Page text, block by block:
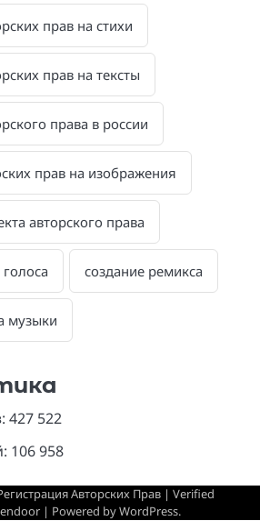
427 522
106 958
Авторских Прав | Verified
| Powered byWordPress.